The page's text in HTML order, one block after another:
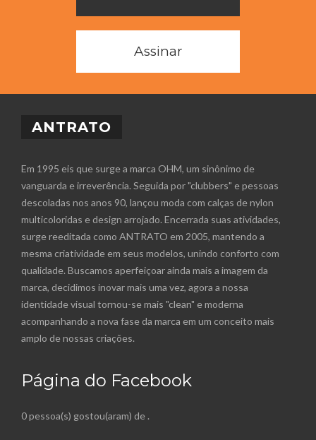
Assinar
ANTRATO
Em 1995 eis que surge a marca OHM, um sinônimo de
vanguarda e irreverência. Seguida por "clubbers" e pessoas
descoladas nos anos 90, lançou moda com calças de nylon
multicoloridas e design arrojado. Encerrada suas atividades,
surge reeditada como ANTRATO em 2005, mantendo a
mesma criatividade em seus modelos, unindo conforto com
qualidade. Buscamos aperfeiçoar ainda mais a imagem da
marca, decidimos inovar mais uma vez, agora a nossa
identidade visual tornou-se mais "clean" e moderna
acompanhando a nova fase da marca em um conceito mais
amplo de nossas criações.
Página do Facebook
0 pessoa(s) gostou(aram) de.